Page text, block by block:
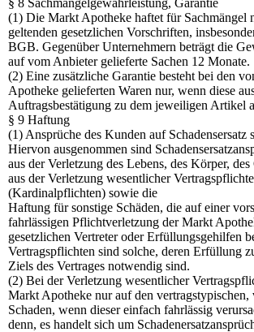
§ 8 Sachmängelgewährleistung, Garantie
(1) Die Markt Apotheke haftet für Sachmängel
geltenden gesetzlichen Vorschriften,
BGB. Gegenüber Unternehmern beträgt die
auf vom Anbieter gelieferte Sachen 12 Monate.
(2) Eine zusätzliche Garantie besteht bei den
Apotheke gelieferten Waren nur, wenn diese
Auftragsbestätigung zu dem jeweiligen Artikel
§ 9 Haftung
(1) Ansprüche des Kunden auf Schadensersatz
Hiervon ausgenommen sind
aus der Verletzung des Lebens, des Körper,
aus der Verletzung wesentlicher
(Kardinalpflichten) sowie die
Haftung für sonstige Schäden, die auf einer
fahrlässigen Pflichtverletzung der Markt
gesetzlichen Vertreter oder Erfüllungsgehilfen
Vertragspflichten sind solche, deren Erfüllung
Ziels des Vertrages notwendig sind.
(2) Bei der Verletzung wesentlicher
Markt Apotheke nur auf den vertragstypischen,
Schaden, wenn dieser einfach fahrlässig
denn, es handelt sich um